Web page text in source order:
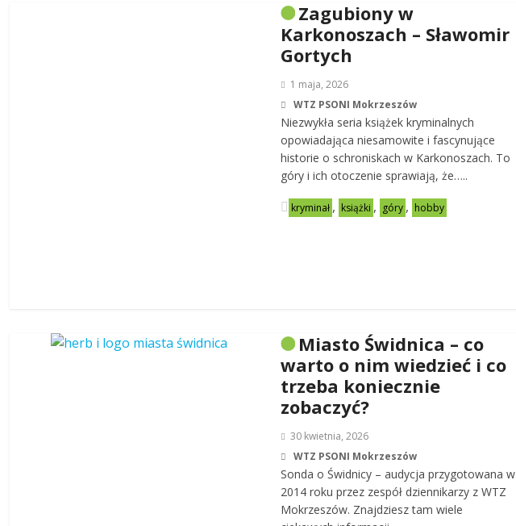
Zagubiony w
Karkonoszach – Sławomir
Gortych
1 maja, 2026
WTZ PSONI Mokrzeszów
Niezwykła seria książek kryminalnych
opowiadająca niesamowite i fascynujące
historie o schroniskach w Karkonoszach. To
góry i ich otoczenie sprawiają, że…..
kryminał , książki , góry , hobby
Miasto Świdnica – co
warto o nim wiedzieć i co
trzeba koniecznie
zobaczyć?
30 kwietnia, 2026
WTZ PSONI Mokrzeszów
Sonda o Świdnicy – audycja przygotowana w
2014 roku przez zespół dziennikarzy z WTZ
Mokrzeszów. Znajdziesz tam wiele